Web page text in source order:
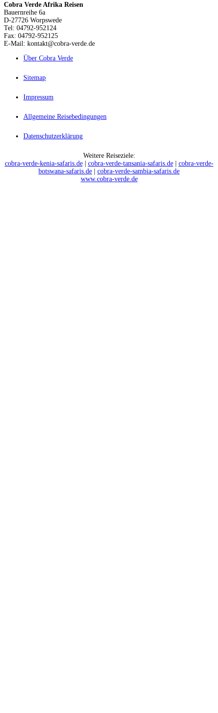
Cobra Verde Afrika Reisen
Bauernreihe 6a
D-27726 Worpswede
Tel: 04792-952124
Fax: 04792-952125
E-Mail: kontakt@cobra-verde.de
Über Cobra Verde
Sitemap
Impressum
Allgemeine Reisebedingungen
Datenschutzerklärung
Weitere Reiseziele:
cobra-verde-kenia-safaris.de| cobra-verde-tansania-safaris.de| cobra-verde-
botswana-safaris.de
cobra-verde-sambia-safaris.de
www.cobra-verde.de